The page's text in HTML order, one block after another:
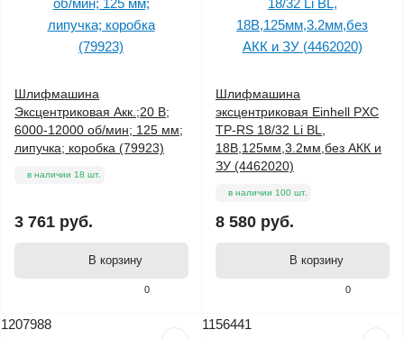
0
Шлифмашина
Эксцентриковая Акк.;20 В;
6000-12000 об/мин; 125 мм;
липучка; коробка (79923)
в наличии 18 шт.
3 761 руб.
В корзину
0
Шлифмашина
эксцентриковая Einhell PXC
TP-RS 18/32 Li BL,
18В,125мм,3.2мм,без АКК и
ЗУ (4462020)
в наличии 100 шт.
8 580 руб.
В корзину
1207988 1156441